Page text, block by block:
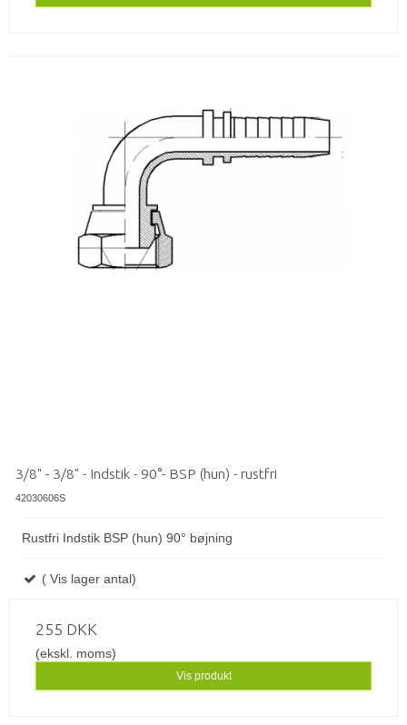
3/8" - 3/8" - Indstik - 90°- BSP (hun) - rustfri
42030606S
Rustfri Indstik BSP (hun) 90° bøjning
( Vis lager antal)
255 DKK
(ekskl. moms)
Vis produkt